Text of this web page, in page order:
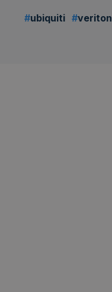
ubiquiti veriton